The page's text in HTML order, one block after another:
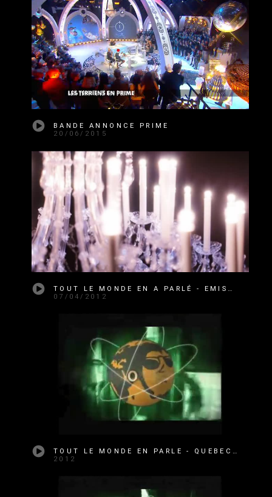
BANDE ANNONCE PRIME
20/06/2015
07/04/2012
TOUT LE MONDE EN PARLE - QUEBEC - AVRIL-2012
2012